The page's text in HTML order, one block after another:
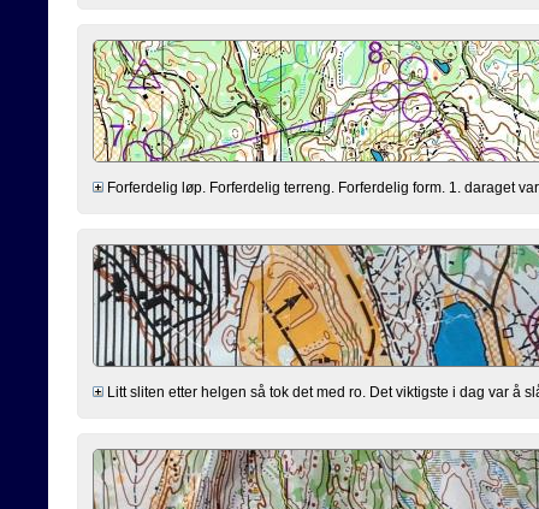
Forferdelig løp. Forferdelig terreng. Forferdelig form. 1. daraget
Litt sliten etter helgen så tok det med ro. Det viktigste i dag var å